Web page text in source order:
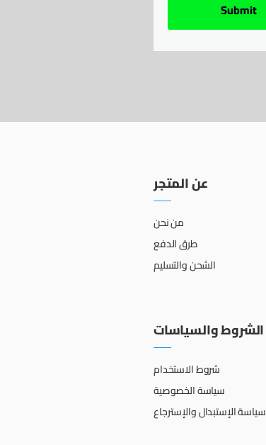
عن المتجر
من نحن
طرق الدفع
الشحن والتسليم
الشروط والسياسات
شروط الاستخدام
سياسة الخصوصية
سياسة الإستبدال والإسترجاع